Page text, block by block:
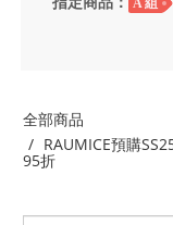
全部商品
RAUMICE預購
95折